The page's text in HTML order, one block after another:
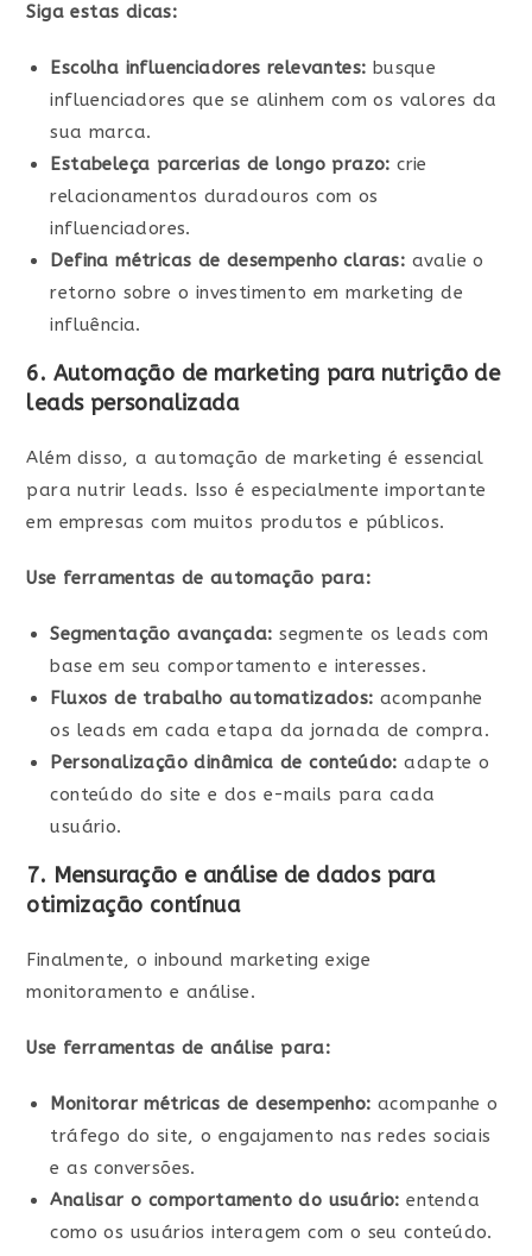
Siga estas dicas:
Escolha influenciadores relevantes: busque
influenciadores que se alinhem com os valores da
sua marca.
Estabeleça parcerias de longo prazo: crie
relacionamentos duradouros com os
influenciadores.
Defina métricas de desempenho claras: avalie o
retorno sobre o investimento em marketing de
influência.
6. Automação de marketing para nutrição de
leads personalizada
Além disso, a automação de marketing é essencial
para nutrir leads. Isso é especialmente importante
em empresas com muitos produtos e públicos.
Use ferramentas de automação para:
Segmentação avançada: segmente os leads com
base em seu comportamento e interesses.
Fluxos de trabalho automatizados: acompanhe
os leads em cada etapa da jornada de compra.
Personalização dinâmica de conteúdo: adapte o
conteúdo do site e dos e-mails para cada
usuário.
7. Mensuração e análise de dados para
otimização contínua
Finalmente, o inbound marketing exige
monitoramento e análise.
Use ferramentas de análise para:
Monitorar métricas de desempenho: acompanhe o
tráfego do site, o engajamento nas redes sociais
e as conversões.
Analisar o comportamento do usuário: entenda
como os usuários interagem com o seu conteúdo.